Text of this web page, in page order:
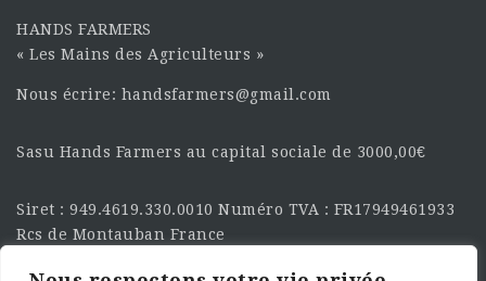
HANDS FARMERS
« Les Mains des Agriculteurs »
Nous écrire: handsfarmers@gmail.com
Sasu Hands Farmers au capital sociale de 3000,00€
Siret : 949.4619.330.0010 Numéro TVA : FR17949461933
Rcs de Montauban France